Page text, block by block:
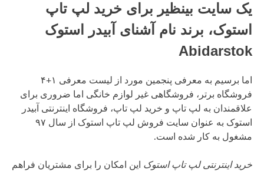
یک سایت بینظیر برای خرید لپ تاپ
استوک، برند نام آشنای آبیدر استوک
Abidarstok
اما برسیم به معرفی پنجمین مورد از لیست معرفی ۱+۴
فروشگاه برتر، فروشگاهی غیر لوازم خانگی اما ضروری برای
علاقمندان به لپ تاپ و خرید لپ تاپ، فروشگاه اینترنتی آبیدر
استوک به عنوان سایت فروش لپ تاپ استوک از سال ٩٧
مشغول به کار شده است.
خرید اینترنتی لپ تاپ استوک
این امکان را برای مشتریان فراهم